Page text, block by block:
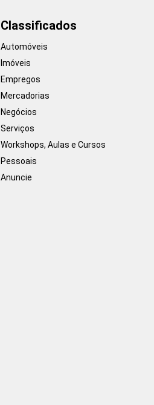
Classificados
Automóveis
Imóveis
Empregos
Mercadorias
Negócios
Serviços
Workshops, Aulas e Cursos
Pessoais
Anuncie